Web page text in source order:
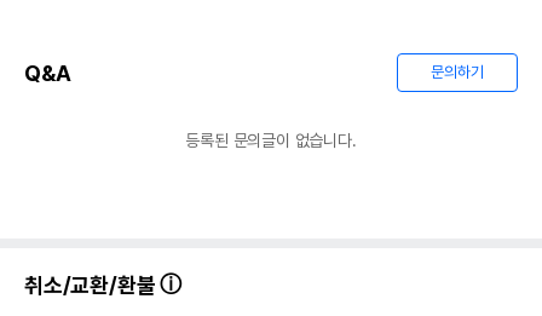
Q&A 문의하기
등록된 문의글이 없습니다.
취소/교환/환불